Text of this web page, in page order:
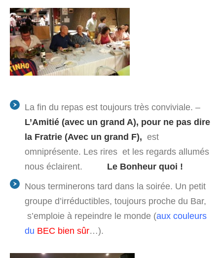
La fin du repas est toujours très conviviale. –
L’Amitié (avec un grand A), pour ne pas dire
la Fratrie (Avec un grand F), est
omniprésente. Les rires et les regards allumés
nous éclairent. Le Bonheur quoi !
Nous terminerons tard dans la soirée. Un petit
groupe d’irréductibles, toujours proche du Bar,
s’emploie à repeindre le monde (aux couleurs
du BEC bien sûr…).